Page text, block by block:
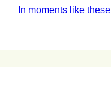
In moments like these